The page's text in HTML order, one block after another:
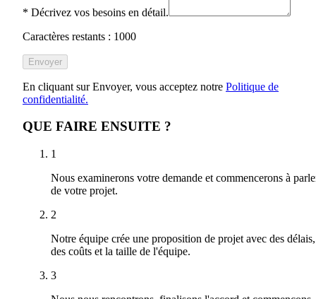
* Décrivez vos besoins en détail.
Caractères restants : 1000
Envoyer
En cliquant sur Envoyer, vous acceptez notre Politique de
confidentialité.
QUE FAIRE ENSUITE ?
1
Nous examinerons votre demande et commencerons à
de votre projet.
2
Notre équipe crée une proposition de projet avec des délais,
des coûts et la taille de l'équipe.
3